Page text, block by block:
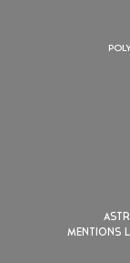
MENTIONS